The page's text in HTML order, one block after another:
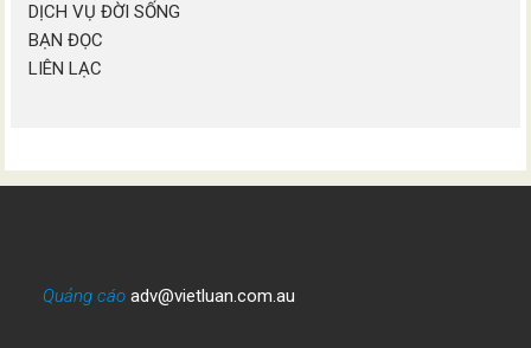
DỊCH VỤ ĐỜI SỐNG
BẠN ĐỌC
LIÊN LẠC
Quảng cáo adv@vietluan.com.au